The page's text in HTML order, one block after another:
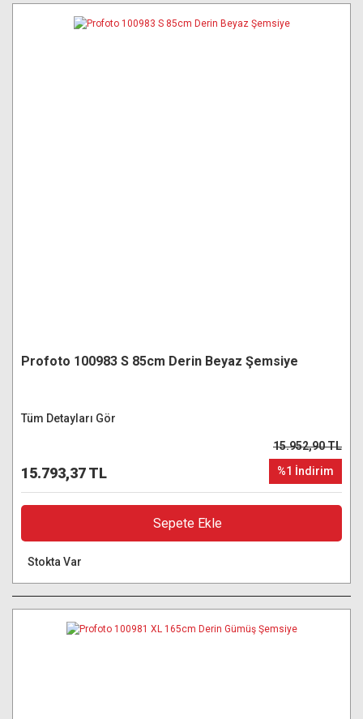
Profoto 100983 S 85cm Derin Beyaz Şemsiye
Tüm Detayları Gör
15.793,37 TL
15.952,90 TL
%1 İndirim
Sepete Ekle
Stokta Var